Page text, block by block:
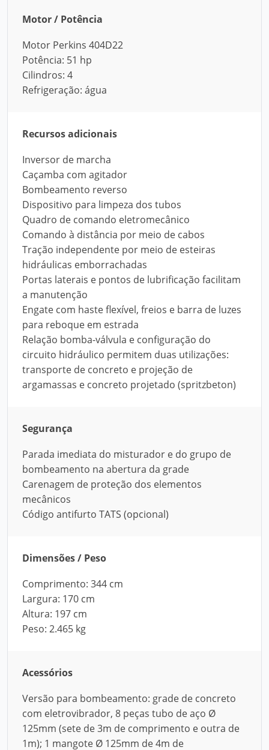
Motor / Potência
Motor Perkins 404D22
Potência: 51 hp
Cilindros: 4
Refrigeração: água
Recursos adicionais
Inversor de marcha
Caçamba com agitador
Bombeamento reverso
Dispositivo para limpeza dos tubos
Quadro de comando eletromecânico
Comando à distância por meio de cabos
Tração independente por meio de esteiras
hidráulicas emborrachadas
Portas laterais e pontos de lubrificação facilitam
a manutenção
Engate com haste flexível, freios e barra de luzes
para reboque em estrada
Relação bomba-válvula e configuração do
circuito hidráulico permitem duas utilizações:
transporte de concreto e projeção de
argamassas e concreto projetado (spritzbeton)
Segurança
Parada imediata do misturador e do grupo de
bombeamento na abertura da grade
Carenagem de proteção dos elementos
mecânicos
Código antifurto TATS (opcional)
Dimensões / Peso
Comprimento: 344 cm
Largura: 170 cm
Altura: 197 cm
Peso: 2.465 kg
Acessórios
Versão para bombeamento: grade de concreto
com eletrovibrador, 8 peças tubo de aço Ø
125mm (sete de 3m de comprimento e outra de
1m); 1 mangote Ø 125mm de 4m de